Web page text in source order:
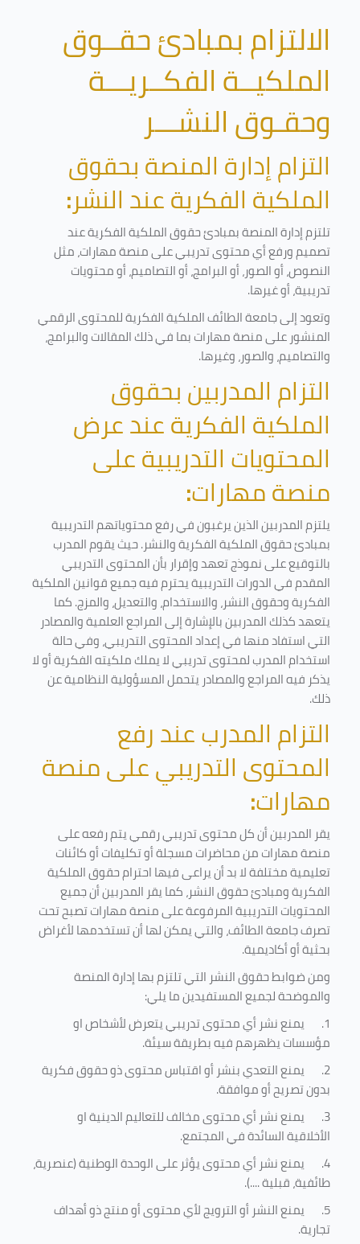
الالتزام بمبادئ حقــوق
الملكيــة الفكــريـــة
وحقـوق النشـــر
التزام إدارة المنصة بحقوق
الملكية الفكرية عند النشر:
تلتزم إدارة المنصة بمبادئ حقوق الملكية الفكرية عند
تصميم ورفع أي محتوى تدريبي على منصة مهارات، مثل
النصوص، أو الصور، أو البرامج، أو التصاميم، أو محتويات
تدريبية، أو غيرها.
وتعود إلى جامعة الطائف الملكية الفكرية للمحتوى الرقمي
المنشور على منصة مهارات بما في ذلك المقالات والبرامج،
والتصاميم، والصور، وغيرها.
التزام المدربين بحقوق
الملكية الفكرية عند عرض
المحتويات التدريبية على
منصة مهارات:
يلتزم المدربين الذين يرغبون في رفع محتوياتهم التدريبية
بمبادئ حقوق الملكية الفكرية والنشر. حيث يقوم المدرب
بالتوقيع على نموذج تعهد وإقرار بأن المحتوى التدريبي
المقدم في الدورات التدريبية يحترم فيه جميع قوانين الملكية
الفكرية وحقوق النشر، والاستخدام، والتعديل، والمزج. كما
يتعهد كذلك المدربين بالإشارة إلى المراجع العلمية والمصادر
التي استفاد منها في إعداد المحتوى التدريبي، وفي حالة
استخدام المدرب لمحتوى تدريبي لا يملك ملكيته الفكرية أو لا
يذكر فيه المراجع والمصادر يتحمل المسؤولية النظامية عن
ذلك.
التزام المدرب عند رفع
المحتوى التدريبي على منصة
مهارات:
يقر المدربين أن كل محتوى تدريبي رقمي يتم رفعه على
منصة مهارات من محاضرات مسجلة أو تكليفات أو كائنات
تعليمية مختلفة لا بد أن يراعى فيها احترام حقوق الملكية
الفكرية ومبادئ حقوق النشر، كما يقر المدربين أن جميع
المحتويات التدريبية المرفوعة على منصة مهارات تصبح تحت
تصرف جامعة الطائف، والتي يمكن لها أن تستخدمها لأغراض
بحثية أو أكاديمية.
ومن ضوابط حقوق النشر التي تلتزم بها إدارة المنصة
والموضحة لجميع المستفيدين ما يلي:
1.
يمنع نشر أي محتوى تدريبي يتعرض لأشخاص او
مؤسسات يظهرهم فيه بطريقة سيئة.
2.
يمنع التعدي بنشر أو اقتباس محتوى ذو حقوق فكرية
بدون تصريح أو موافقة.
3.
يمنع نشر أي محتوى مخالف للتعاليم الدينية او
الأخلاقية السائدة في المجتمع.
4.
يمنع نشر أي محتوى يؤثر على الوحدة الوطنية (عنصرية،
طائفية، قبلية ....).
5.
يمنع النشر أو الترويج لأي محتوى أو منتج ذو أهداف
تجارية.